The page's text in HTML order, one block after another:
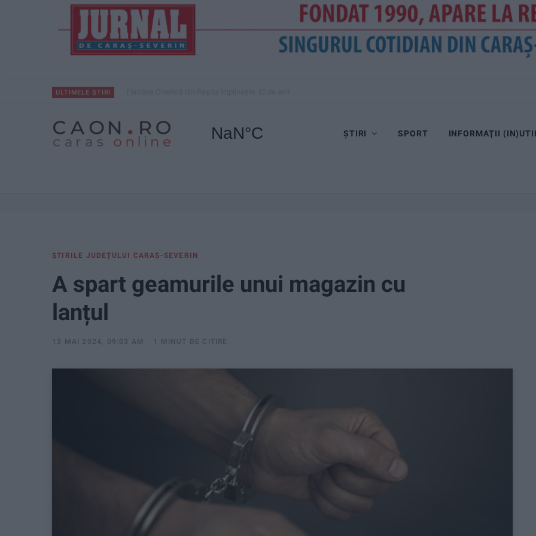
ULTIMELE ȘTIRI
ȘTIRI SPORT INFORMAŢII
ŞTIRILE JUDEŢULUI CARAŞ-SEVERIN
A spart geamurile unui magazin cu
lanțul
13 MAI 2024, 09:03 AM 1 MINUT DE CITIRE